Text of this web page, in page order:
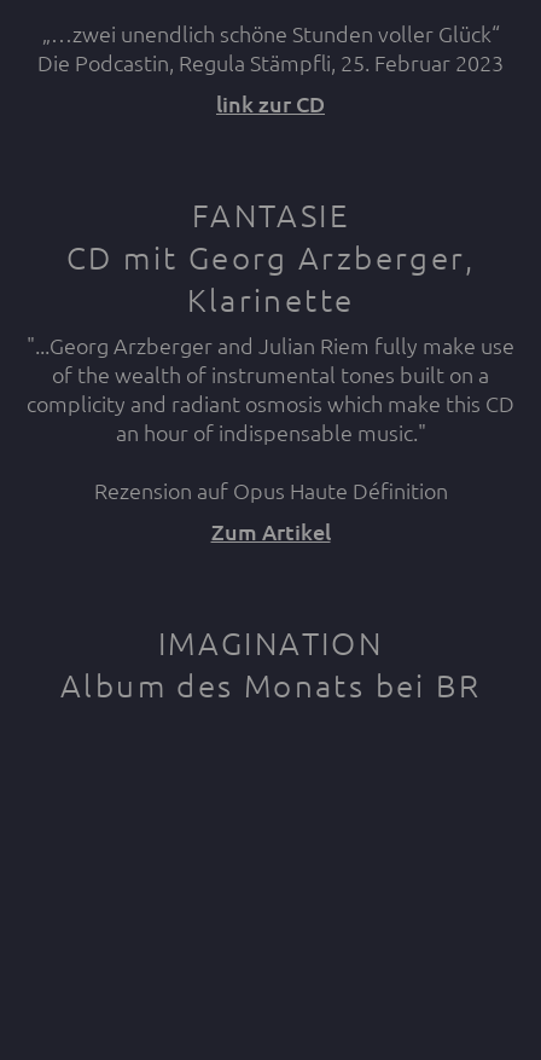
„…zwei unendlich schöne Stunden voller Glück“
Die Podcastin, Regula Stämpfli, 25. Februar 2023
link zur CD
FANTASIE
CD mit Georg Arzberger,
Klarinette
"...Georg Arzberger and Julian Riem fully make use
of the wealth of instrumental tones built on a
complicity and radiant osmosis which make this CD
an hour of indispensable music."
Rezension auf Opus Haute Définition
Zum Artikel
IMAGINATION
Album des Monats bei BR